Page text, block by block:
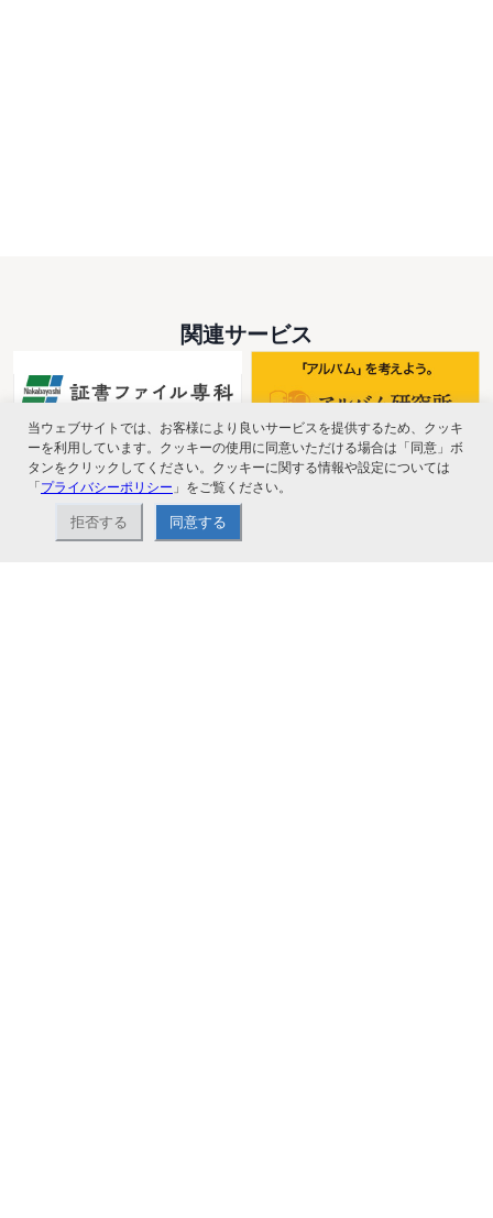
関連サービス
当ウェブサイトでは、お客様により良いサービスを提供するため、クッキ
ーを利用しています。クッキーの使用に同意いただける場合は「同意」ボ
タンをクリックしてください。クッキーに関する情報や設定については
「プライバシーポリシー 」をご覧ください。
拒否する 同意する